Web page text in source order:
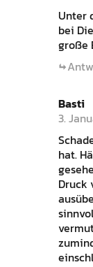
Unter
bei
große
Basti
3.
hat.
Druck